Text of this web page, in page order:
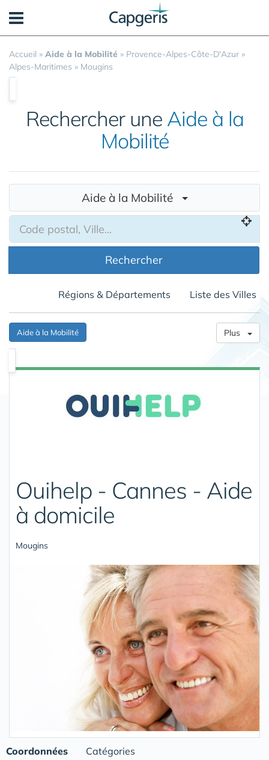
Accueil » Aide à la Mobilité » Provence-Alpes-Côte-D'Azur »
Alpes-Maritimes » Mougins
Rechercher une Aide à la
Mobilité
Aide à la Mobilité
Rechercher
Régions & Départements Liste des Villes
Aide à la Mobilité Plus
Ouihelp - Cannes - Aide
à domicile
Mougins
Coordonnées Catégories